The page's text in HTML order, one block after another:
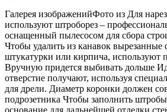
Галерея изображенийФото из Для
используют штроборез –
оснащенный пылесосом для сбора
Чтобы удалить из канавок вырезанные
штукатурки или кирпича, используют
Вручную придется выбивать дольше
отверстие получают, используя
для дрели. Диаметр коронки должен
подрозетника Чтобы заполнить